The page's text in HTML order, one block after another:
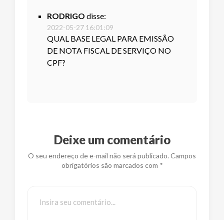
RODRIGO disse:
2022-05-27 16:01:09
QUAL BASE LEGAL PARA EMISSÃO
DE NOTA FISCAL DE SERVIÇO NO
CPF?
Deixe um comentário
O seu endereço de e-mail não será publicado. Campos
obrigatórios são marcados com *